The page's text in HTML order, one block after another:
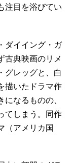
注目を浴びてい
ダイイング・ガ
古典映画のリメ
グレッグと、白
描いたドラマ作
なるものの、
てしまう。同作
（アメリカ国